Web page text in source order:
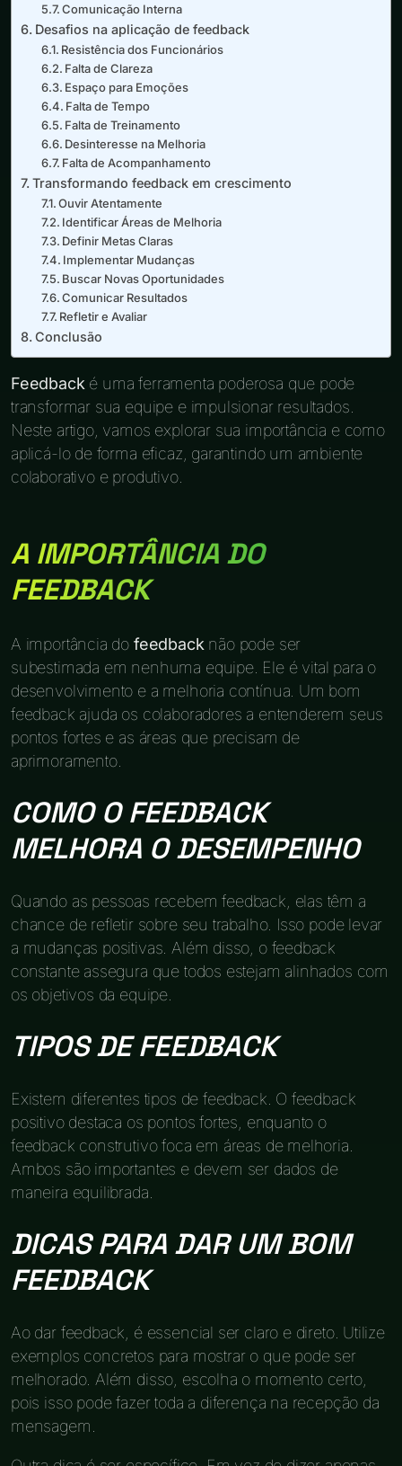
Comunicação Interna
Desafios na aplicação de feedback
Resistência dos Funcionários
Falta de Clareza
Espaço para Emoções
Falta de Tempo
Falta de Treinamento
Desinteresse na Melhoria
Falta de Acompanhamento
Transformando feedback em crescimento
Ouvir Atentamente
Identificar Áreas de Melhoria
Definir Metas Claras
Implementar Mudanças
Buscar Novas Oportunidades
Comunicar Resultados
Refletir e Avaliar
Conclusão
Feedback é uma ferramenta poderosa que pode
transformar sua equipe e impulsionar resultados.
Neste artigo, vamos explorar sua importância e como
aplicá-lo de forma eficaz, garantindo um ambiente
colaborativo e produtivo.
A IMPORTÂNCIA DO
FEEDBACK
A importância do feedback não pode ser
subestimada em nenhuma equipe. Ele é vital para o
desenvolvimento e a melhoria contínua. Um bom
feedback ajuda os colaboradores a entenderem seus
pontos fortes e as áreas que precisam de
aprimoramento.
COMO O FEEDBACK
MELHORA O DESEMPENHO
Quando as pessoas recebem feedback, elas têm a
chance de refletir sobre seu trabalho. Isso pode levar
a mudanças positivas. Além disso, o feedback
constante assegura que todos estejam alinhados com
os objetivos da equipe.
TIPOS DE FEEDBACK
Existem diferentes tipos de feedback. O feedback
positivo destaca os pontos fortes, enquanto o
feedback construtivo foca em áreas de melhoria.
Ambos são importantes e devem ser dados de
maneira equilibrada.
DICAS PARA DAR UM BOM
FEEDBACK
Ao dar feedback, é essencial ser claro e direto. Utilize
exemplos concretos para mostrar o que pode ser
melhorado. Além disso, escolha o momento certo,
pois isso pode fazer toda a diferença na recepção da
mensagem.